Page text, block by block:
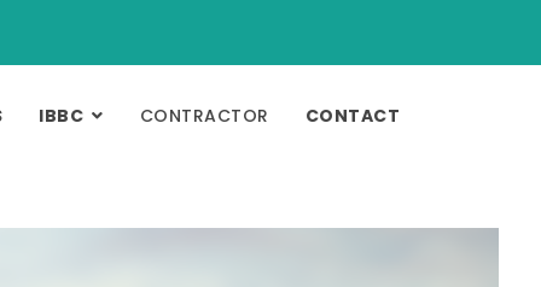
IBBC CONTRACTOR CONTACT